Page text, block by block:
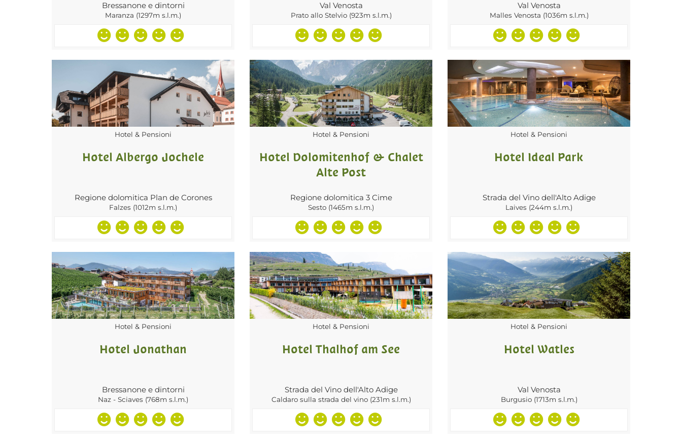
Bressanone e dintorni
Maranza (1297m s.l.m.)
Val Venosta
Prato allo Stelvio (923m s.l.m.)
Val Venosta
Malles Venosta (1036m s.l.m.)
Hotel & Pensioni
Hotel Albergo Jochele
Regione dolomitica Plan de Corones
Falzes (1012m s.l.m.)
Hotel & Pensioni
Hotel Dolomitenhof & Chalet
Alte Post
Regione dolomitica 3 Cime
Sesto (1465m s.l.m.)
Hotel & Pensioni
Hotel Ideal Park
Strada del Vino dell'Alto Adige
Laives (244m s.l.m.)
Hotel & Pensioni
Hotel Jonathan
Bressanone e dintorni
Naz - Sciaves (768m s.l.m.)
Hotel & Pensioni
Hotel Thalhof am See
Strada del Vino dell'Alto Adige
Caldaro sulla strada del vino (231m s.l.m.)
Hotel & Pensioni
Hotel Watles
Val Venosta
Burgusio (1713m s.l.m.)